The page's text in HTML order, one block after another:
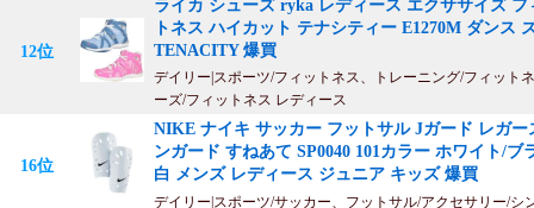
12位
ライカ シューズ ryka レディース エクササイズ フ
トネス ハイカット テナシティー E1270M ダンス
TENACITY 爆買
デイリー|スポーツ/フィットネス、トレーニング/フィット
ーズ/フィットネス レディース
16位
NIKE ナイキ サッカー フットサル Jガード レガー
ンガード すねあて SP0040 101カラー ホワイト/ブ
白 メンズ レディース ジュニア キッズ 爆買
デイリー|スポーツ/サッカー、フットサル/アクセサリー/シ